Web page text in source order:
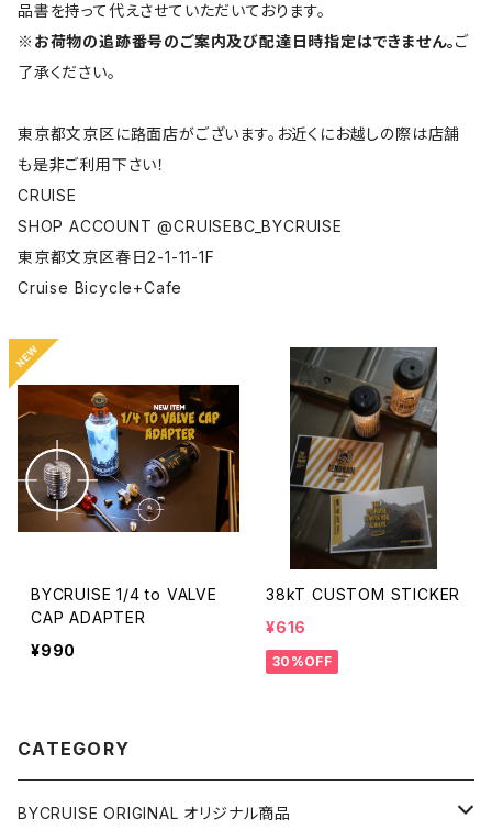
品書を持って代えさせていただいております。
※ お荷物の追跡番号のご案内及び配達日時指定はできません。ご
了承ください。
東京都文京区に路面店がございます。お近くにお越しの際は店舗
も是非ご利用下さい！
CRUISE
SHOP ACCOUNT @CRUISEBC_BYCRUISE
東京都文京区春日2-1-11-1F
Cruise Bicycle+Cafe
BYCRUISE 1/4 to VALVE
CAP ADAPTER
¥990
38kT CUSTOM STICKER
¥616
30%OFF
CATEGORY
BYCRUISE ORIGINAL オリジナル商品